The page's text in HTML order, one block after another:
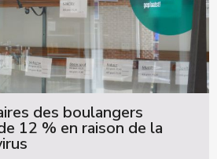
des boulangers
12 % en raison de la